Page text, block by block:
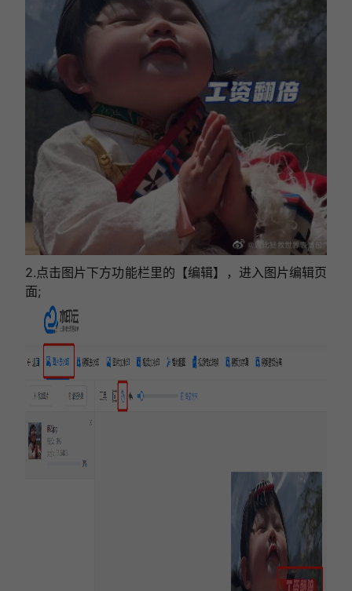
2.点击图片下方功能栏里的【编辑】，进入图片编辑页
面;